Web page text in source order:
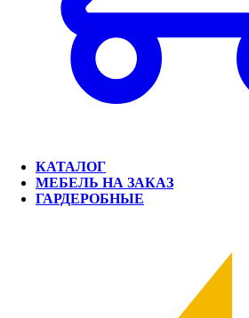
КАТАЛОГ
МЕБЕЛЬ НА ЗАКАЗ
ГАРДЕРОБНЫЕ